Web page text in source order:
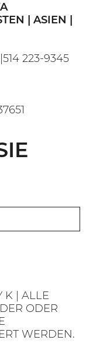
K | ALLE
ODER
WERDEN.
| ASIEN |
514 223-9345